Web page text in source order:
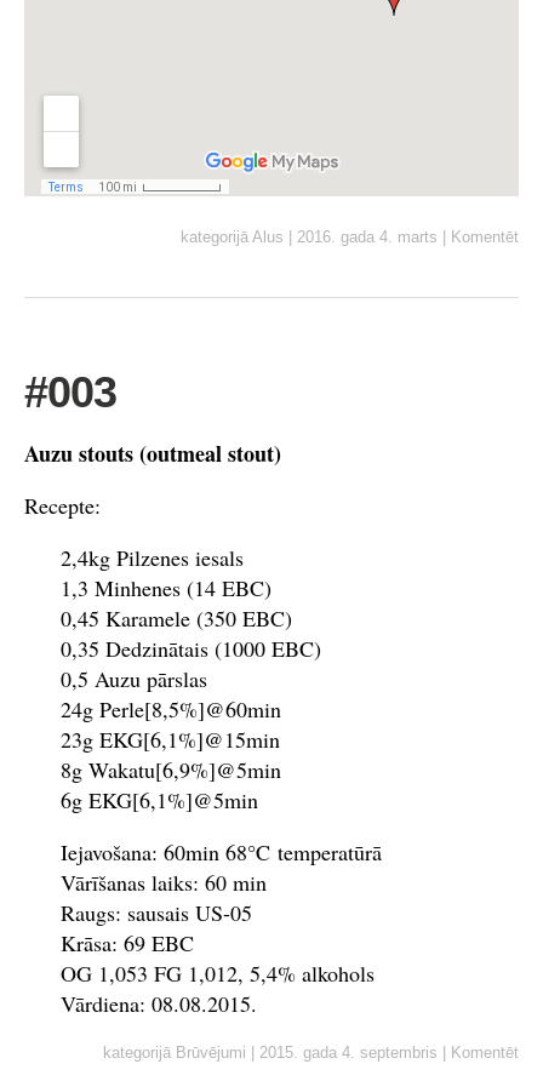
kategorijā Alus 2016. gada 4. marts Komentēt
#003
Auzu stouts (outmeal stout)
Recepte:
2,4kg Pilzenes iesals
1,3 Minhenes (14 EBC)
0,45 Karamele (350 EBC)
0,35 Dedzinātais (1000 EBC)
0,5 Auzu pārslas
24g Perle[8,5%]@60min
23g EKG[6,1%]@15min
8g Wakatu[6,9%]@5min
6g EKG[6,1%]@5min
Iejavošana: 60min 68°C temperatūrā
Vārīšanas laiks: 60 min
Raugs: sausais US-05
Krāsa: 69 EBC
OG 1,053 FG 1,012, 5,4% alkohols
Vārdiena: 08.08.2015.
kategorijā Brūvējumi 2015. gada 4. septembris Komentēt